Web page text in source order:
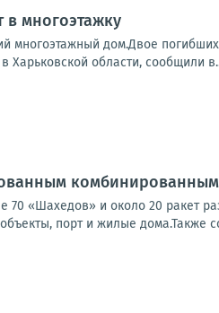
в многоэтажку
многоэтажный дом.Двое
области, сообщили
70 «Шахедов» и около 20 ракет
порт и жилые дома.Также